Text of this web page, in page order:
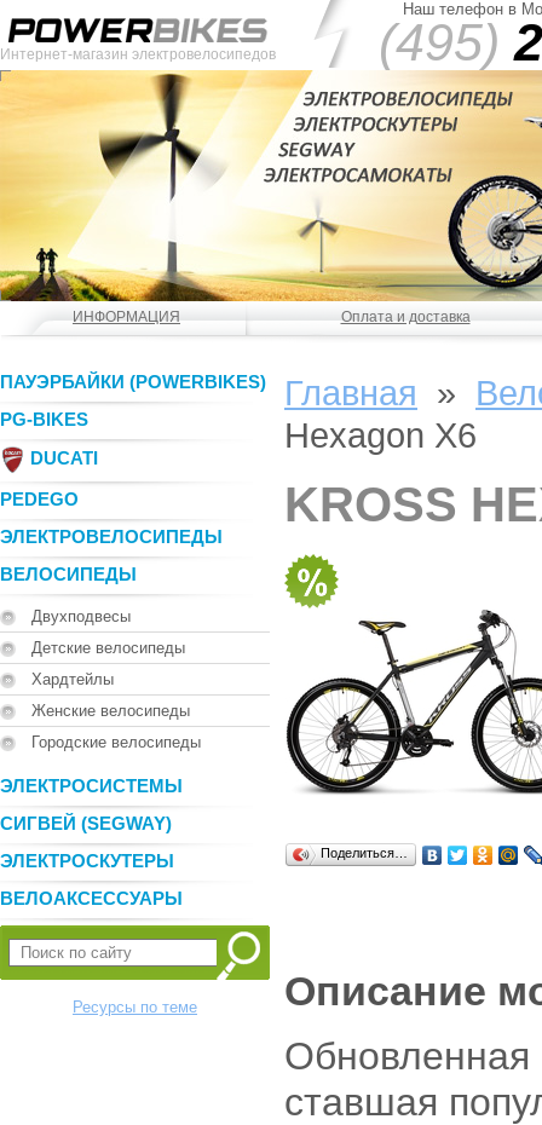
Интернет-магазин электровелосипедов
Наш телефон в
(495)
ИНФОРМАЦИЯ Оплата и доставка
ПАУЭРБАЙКИ (POWERBIKES)
PG-BIKES
DUCATI
PEDEGO
ЭЛЕКТРОВЕЛОСИПЕДЫ
ВЕЛОСИПЕДЫ
Двухподвесы
Детские велосипеды
Хардтейлы
Женские велосипеды
Городские велосипеды
ЭЛЕКТРОСИСТЕМЫ
СИГВЕЙ (SEGWAY)
ЭЛЕКТРОСКУТЕРЫ
ВЕЛОАКСЕССУАРЫ
Ресурсы по теме
Главная »
Hexagon X6
KROSS
Поделиться…
Описание
Обновленная
ставшая